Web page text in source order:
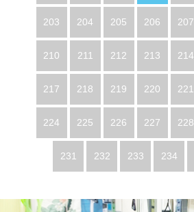
203 204 205 206 207
210 211 212 213 214
217 218 219 220 221
224 225 226 227 228
231 232 233 234